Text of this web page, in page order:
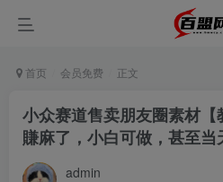
首页 会员免费 正文
小众赛道售卖朋友圈素材【
賺麻了，小白可做，甚至
admin